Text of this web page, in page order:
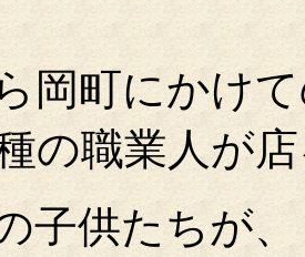
町にかけて
の職業人が
子供たちが